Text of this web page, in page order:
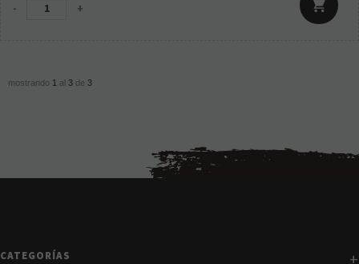
- +
mostrando 1 al 3 de 3
CATEGORÍAS